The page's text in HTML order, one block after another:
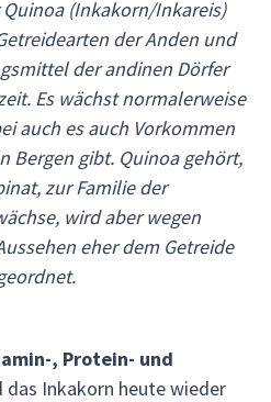
Quinoa (Inkakorn/Inkareis)
der Anden und
der andinen Dörfer
Es wächst normalerweise
auch es auch Vorkommen
Bergen gibt. Quinoa gehört,
zur Familie der
wird aber wegen
eher dem Getreide
, Protein- und
das Inkakorn heute wieder